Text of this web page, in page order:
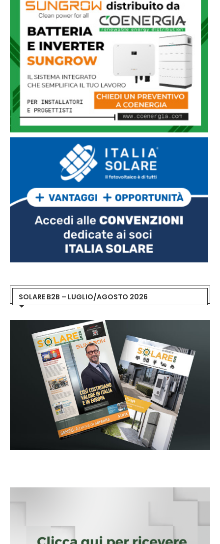
SOLARE B2B – LUGLIO/AGOSTO 2026